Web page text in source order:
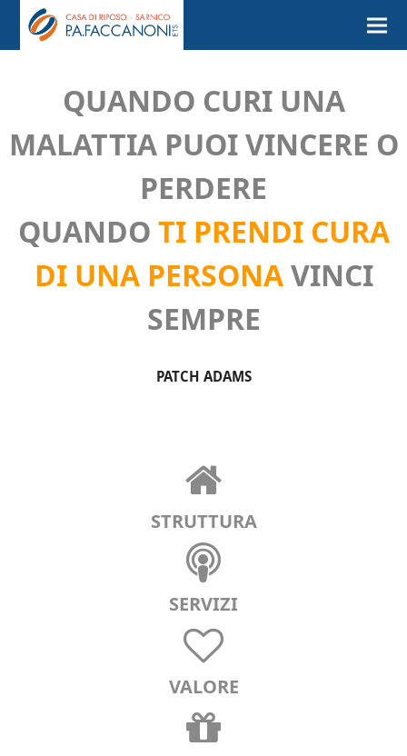
QUANDO CURI UNA
MALATTIA PUOI VINCERE O
PERDERE
QUANDO TI PRENDI CURA
DI UNA PERSONAVINCI
SEMPRE
PATCH ADAMS
STRUTTURA
SERVIZI
VALORE